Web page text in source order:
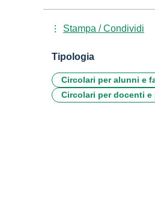
Stampa / Condividi
Tipologia
Circolari per alunni e
Circolari per docenti e